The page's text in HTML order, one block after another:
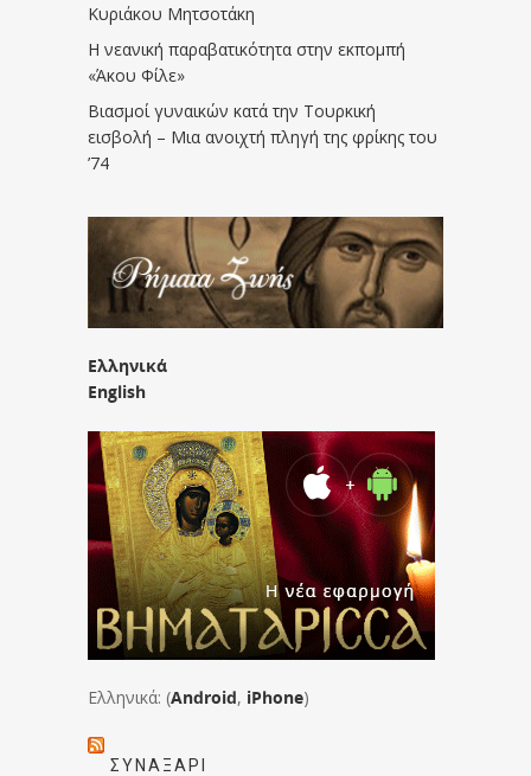
Κυριάκου Μητσοτάκη
Η νεανική παραβατικότητα στην εκπομπή
«Άκου Φίλε»
Βιασμοί γυναικών κατά την Τουρκική
εισβολή – Μια ανοιχτή πληγή της φρίκης του
’74
Ελληνικά
English
Ελληνικά: (Android, iPhone)
ΣΥΝΑΞΆΡΙ